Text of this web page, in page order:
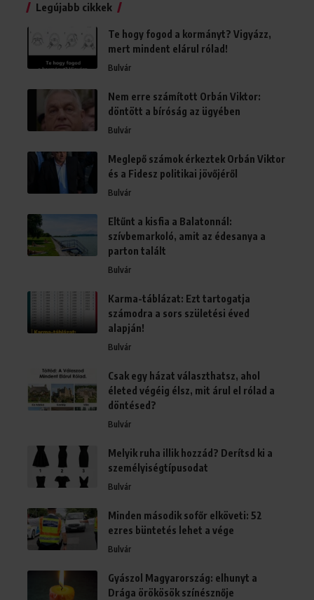
Legújabb cikkek
Te hogy fogod a kormányt? Vigyázz,
mert mindent elárul rólad!
Bulvár
Nem erre számított Orbán Viktor:
döntött a bíróság az ügyében
Bulvár
Meglepő számok érkeztek Orbán Viktor
és a Fidesz politikai jövőjéről
Bulvár
Eltűnt a kisfia a Balatonnál:
szívbemarkoló, amit az édesanya a
parton talált
Bulvár
Karma-táblázat: Ezt tartogatja
számodra a sors születési éved
alapján!
Bulvár
Csak egy házat választhatsz, ahol
életed végéig élsz, mit árul el rólad a
döntésed?
Bulvár
Melyik ruha illik hozzád? Derítsd ki a
személyiségtípusodat
Bulvár
Minden második sofőr elköveti: 52
ezres büntetés lehet a vége
Bulvár
Gyászol Magyarország: elhunyt a
Drága örökösök színésznője